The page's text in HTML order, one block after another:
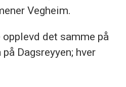
Vegheim.
det samme på
Dagsreyyen; hver